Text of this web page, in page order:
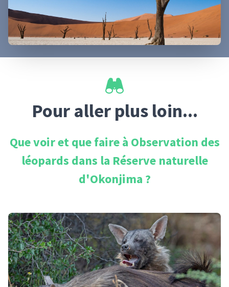
Pour aller plus loin...
Que voir et que faire à Observation des
léopards dans la Réserve naturelle
d'Okonjima ?